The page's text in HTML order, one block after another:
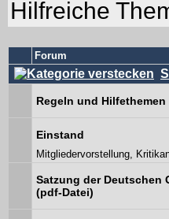
Hilfreiche
Forum
Regeln und Hilfethemen
Einstand
Mitgliedervorstellung,
Satzung der Deutschen
(pdf-Datei)